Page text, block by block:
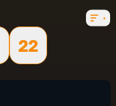
22